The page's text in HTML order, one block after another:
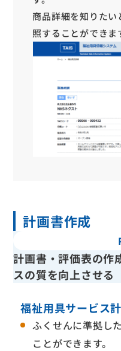
商品詳細を知りた
照することができま
計画書作成
計画書・評価表の作
スの質を向上させる
福祉用具サービス
ふくせんに準拠し
ことができます。